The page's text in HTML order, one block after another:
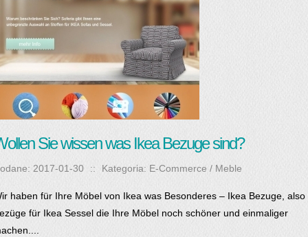
Sie wissen was Ikea Bezuge sind?
2017-01-30 :: Kategoria: E-Commerce / Meble
haben für Ihre Möbel von Ikea was Besonderes – Ikea Bezuge, also
für Ikea Sessel die Ihre Möbel noch schöner und einmaliger